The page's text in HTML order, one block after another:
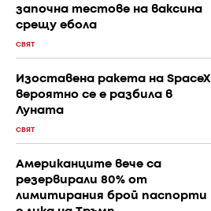
започна тестове на ваксина
срещу ебола
СВЯТ
Изоставена ракета на SpaceX
вероятно се е разбила в
Луната
СВЯТ
Американците вече са
резервирали 80% от
лимитирания брой паспорти